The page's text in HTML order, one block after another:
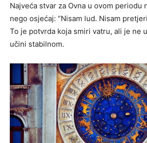
Najveća stvar za Ovna u ovom periodu
nego osjećaj: “Nisam lud. Nisam
To je potvrda koja smiri vatru, ali je ne
učini stabilnom.